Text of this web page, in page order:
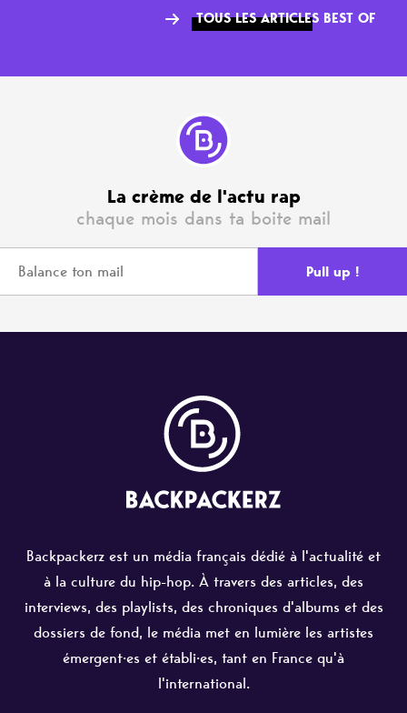
TOUS LES ARTICLES BEST OF
La crème de l'actu rap
chaque mois dans ta boite mail
Backpackerz est un média français dédié à l'actualité et
à la culture du hip-hop. À travers des articles, des
interviews, des playlists, des chroniques d'albums et des
dossiers de fond, le média met en lumière les artistes
émergent·es et établi·es, tant en France qu'à
l'international.